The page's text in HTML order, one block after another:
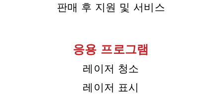
판매 후 지원 및 서비스
응용 프로그램
레이저 청소
레이저 표시